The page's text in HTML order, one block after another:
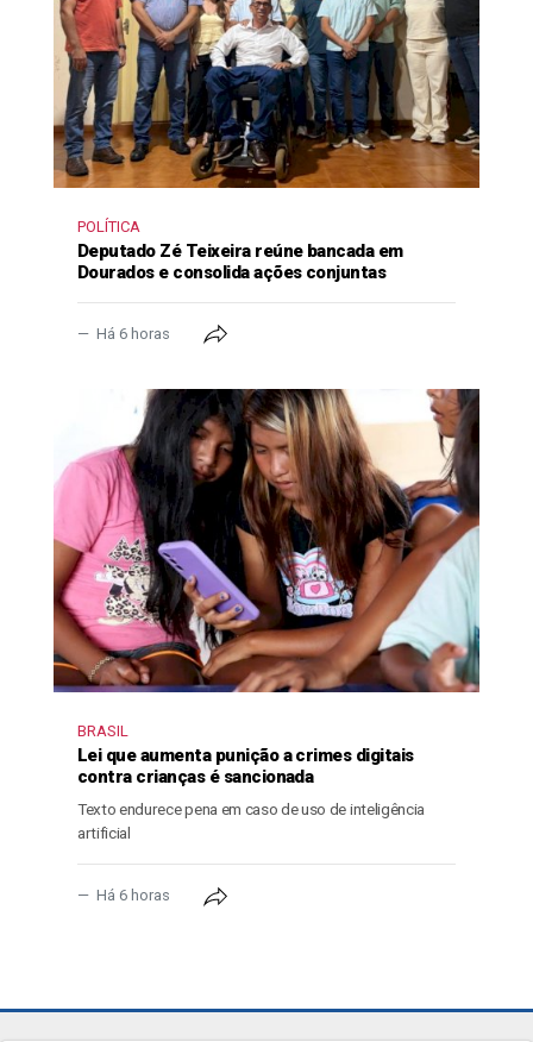
POLÍTICA
Deputado Zé Teixeira reúne bancada em
Dourados e consolida ações conjuntas
Há 6 horas
BRASIL
Lei que aumenta punição a crimes digitais
contra crianças é sancionada
Texto endurece pena em caso de uso de inteligência
artificial
Há 6 horas